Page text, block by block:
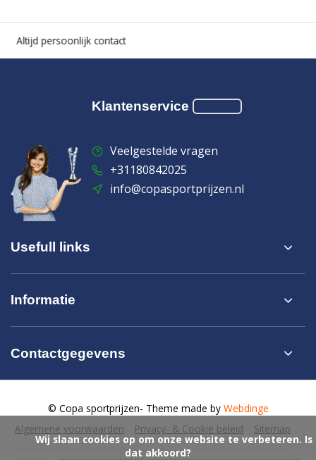
Altijd persoonlijk contact
Klantenservice
Veelgestelde vragen
+31180842025
info@copasportprijzen.nl
Usefull links
Informatie
Contactgegevens
Algemene voorwaarden Privacy- & Cookie beleid Sitemap
© Copa sportprijzen- Theme made by Webdinge
            Wij slaan cookies op om onze website te verbeteren. Is
dat akkoord?